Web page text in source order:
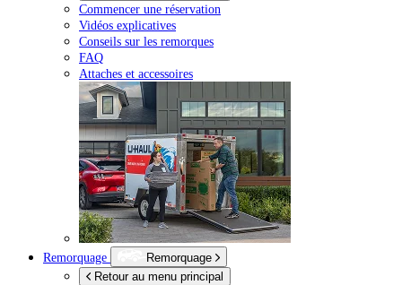
Commencer une réservation
Vidéos explicatives
Conseils sur les remorques
FAQ
Attaches et accessoires
Remorquage
Remorquage
Retour au menu principal